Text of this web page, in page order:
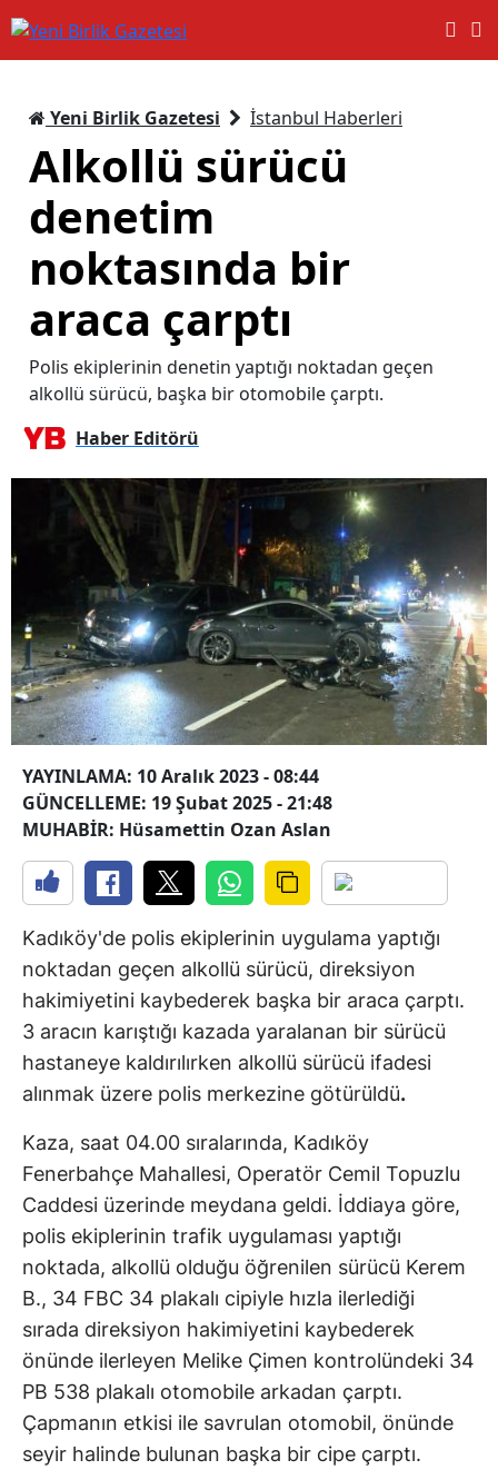
Yeni Birlik Gazetesi İstanbul Haberleri
Alkollü sürücü
denetim
noktasında bir
araca çarptı
Polis ekiplerinin denetin yaptığı noktadan geçen
alkollü sürücü, başka bir otomobile çarptı.
Haber Editörü
YAYINLAMA: 10 Aralık 2023 - 08:44
GÜNCELLEME: 19 Şubat 2025 - 21:48
MUHABİR: Hüsamettin Ozan Aslan
Kadıköy'de polis ekiplerinin uygulama yaptığı
noktadan geçen alkollü sürücü, direksiyon
hakimiyetini kaybederek başka bir araca çarptı.
3 aracın karıştığı kazada yaralanan bir sürücü
hastaneye kaldırılırken alkollü sürücü ifadesi
alınmak üzere polis merkezine götürüldü.
Kaza, saat 04.00 sıralarında, Kadıköy
Fenerbahçe Mahallesi, Operatör Cemil Topuzlu
Caddesi üzerinde meydana geldi. İddiaya göre,
polis ekiplerinin trafik uygulaması yaptığı
noktada, alkollü olduğu öğrenilen sürücü Kerem
B., 34 FBC 34 plakalı cipiyle hızla ilerlediği
sırada direksiyon hakimiyetini kaybederek
önünde ilerleyen Melike Çimen kontrolündeki 34
PB 538 plakalı otomobile arkadan çarptı.
Çapmanın etkisi ile savrulan otomobil, önünde
seyir halinde bulunan başka bir cipe çarptı.